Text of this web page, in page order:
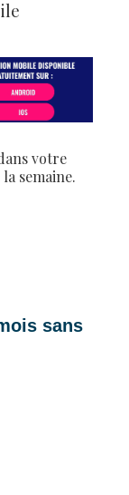
votre
semaine.
sans